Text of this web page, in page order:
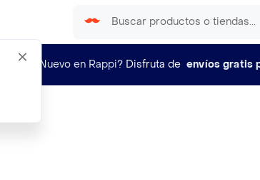
¿Nuevo en Rappi? Disfruta de envíos gratis